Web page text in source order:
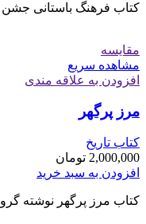
کتاب فرهنگ باستانی جشن
مقایسه
مشاهده سریع
افزودن به علاقه مندی
مرز پرگهر
کتاب تاریخ
2,000,000 تومان
افزودن به سبد خرید
کتاب مرز پرگهر نوشته